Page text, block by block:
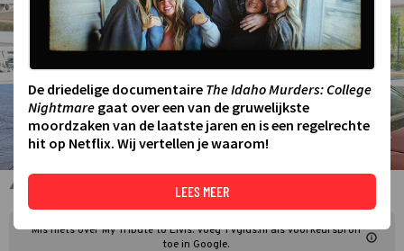
My tribute to Elvis
Mis niets over My Tribute to Elvis. Voeg TVgids.nl als voorkeursbron
toe in Google.
De driedelige documentaire The Idaho Murders: College
Nightmare gaat over een van de gruwelijkste
moordzaken van de laatste jaren en is een regelrechte
hit op Netflix. Wij vertellen je waarom!
LEES MEER